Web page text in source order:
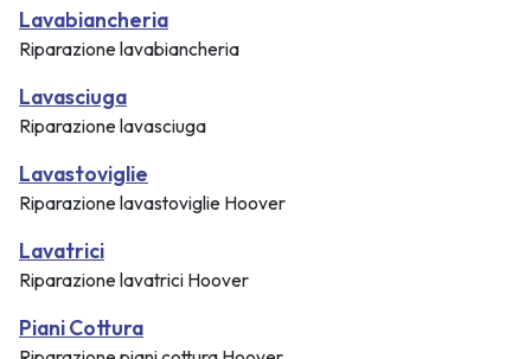
Lavabiancheria
Riparazione lavabiancheria
Lavasciuga
Riparazione lavasciuga
Lavastoviglie
Riparazione lavastoviglie Hoover
Lavatrici
Riparazione lavatrici Hoover
Piani Cottura